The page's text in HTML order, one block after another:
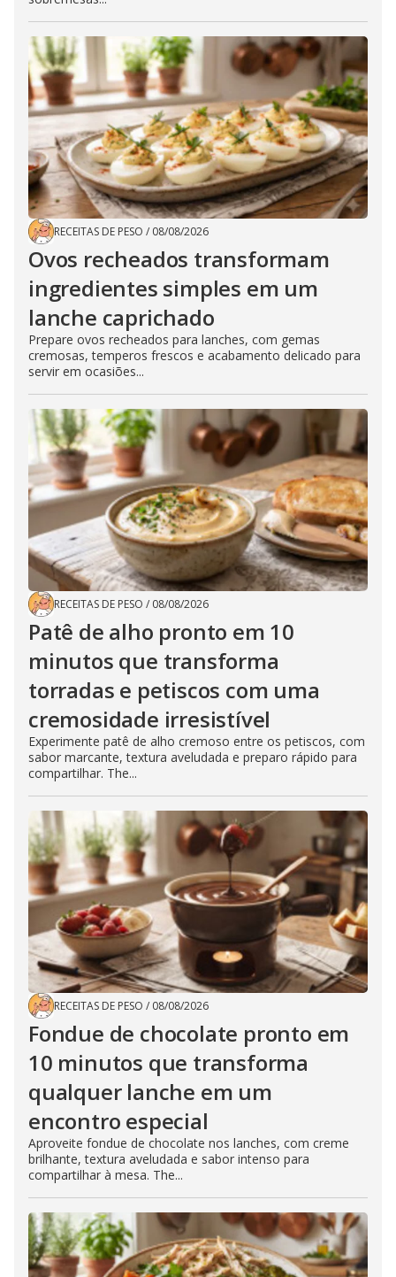
RECEITAS DE PESO / 08/08/2026
Ovos recheados transformam
ingredientes simples em um
lanche caprichado
Prepare ovos recheados para lanches, com gemas
cremosas, temperos frescos e acabamento delicado para
servir em ocasiões...
RECEITAS DE PESO / 08/08/2026
Patê de alho pronto em 10
minutos que transforma
torradas e petiscos com uma
cremosidade irresistível
Experimente patê de alho cremoso entre os petiscos, com
sabor marcante, textura aveludada e preparo rápido para
compartilhar. The...
RECEITAS DE PESO / 08/08/2026
Fondue de chocolate pronto em
10 minutos que transforma
qualquer lanche em um
encontro especial
Aproveite fondue de chocolate nos lanches, com creme
brilhante, textura aveludada e sabor intenso para
compartilhar à mesa. The...